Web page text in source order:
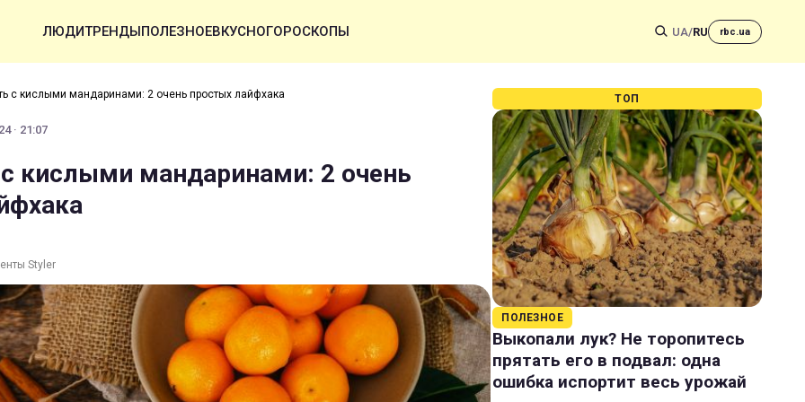
ЛЮДИТРЕНДЫПОЛЕЗНОЕВКУСНОГОРОСКОПЫ UA/RU rbc.ua
с кислыми мандаринами: 2 очень простых лайфхака
· 21:07
кислыми мандаринами: 2 очень
Styler
ТОП
ПОЛЕЗНОЕ
Выкопали лук? Не торопитесь
прятать его в подвал: одна
ошибка испортит весь урожай